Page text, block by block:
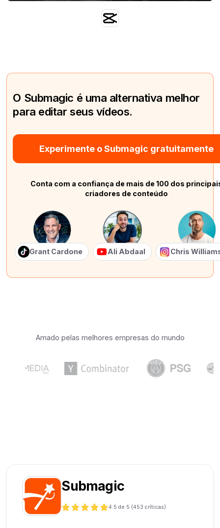
O Submagic é uma alternativa melhor
para editar seus vídeos.
Experimente o Submagic gratuitamente
Conta com a confiança de mais de 100 dos
criadores de conteúdo
Grant Cardone Ali Abdaal Chris
Amado pelas melhores empresas do mundo
Submagic
4.5 de 5 (453 críticas)